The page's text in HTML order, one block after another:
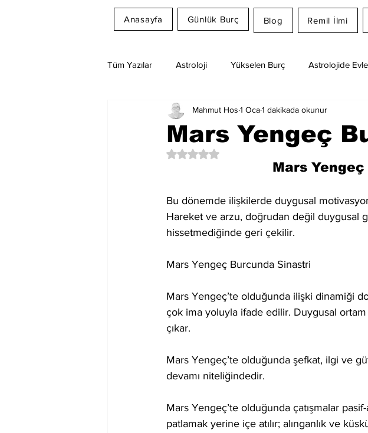
Anasayfa Günlük Burç Blog Remil İlmi
Tüm Yazılar Astroloji Yükselen Burç Astrolojide
Rüya Tabirleri Ay Burcu Günlük Burç Yorumları
Mars Yengeç
Mahmut Hos 1 Oca1 dakikada okunur
5 üzerinden NaN yıldız
Mars
Bu dönemde ilişkilerde duygusal
Hareket ve arzu, doğrudan değil duygusal
hissetmediğinde geri çekilir.
Mars Yengeç Burcunda Sinastri
Mars Yengeç’te olduğunda ilişki dinamiği
çok ima yoluyla ifade edilir. Duygusal
çıkar.
Mars Yengeç’te olduğunda şefkat, ilgi ve
devamı niteliğindedir.
Mars Yengeç’te olduğunda çatışmalar
patlamak yerine içe atılır; alınganlık ve